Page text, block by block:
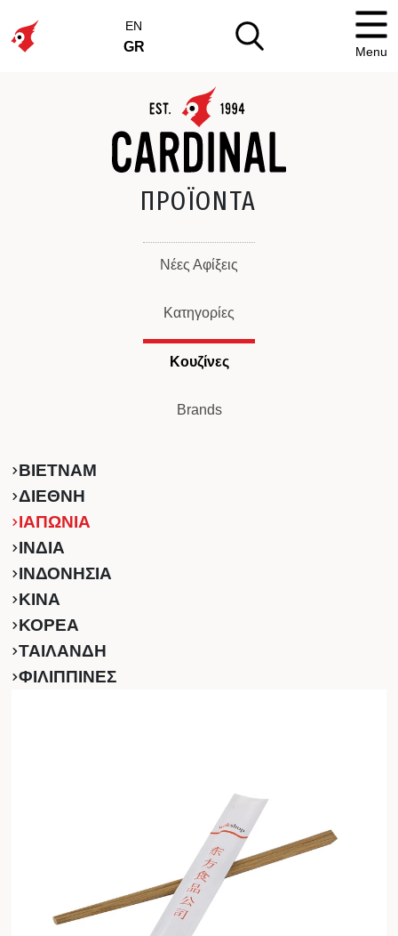
EN
GR Menu
ΠΡΟΪΟΝΤΑ
Νέες Αφίξεις
Κατηγορίες
Κουζίνες
Brands
ΒΙΕΤΝΑΜ
ΔΙΕΘΝΗ
ΙΑΠΩΝΙΑ
ΙΝΔΙΑ
ΙΝΔΟΝΗΣΙΑ
ΚINA
ΚΟΡΕΑ
ΤΑΙΛΑΝΔΗ
ΦΙΛΙΠΠΙΝΕΣ